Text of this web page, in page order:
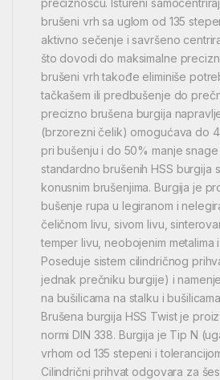
brušeni vrh sa uglom od 135
aktivno sečenje i savršeno
što dovodi do maksimalne
brušeni vrh takođe eliminiše
tačkašem ili predbušenje do
precizno brušena burgija
(brzorezni čelik) omogućava do
pri bušenju i do 50% manje
standardno brušenih HSS burgija
konusnim brušenjima. Burgija je
bušenje rupa u legiranom i
čeličnom livu, sivom livu,
temper livu, neobojenim metalima
Poseduje sistem cilindričnog
jednak prečniku burgije) i
na bušilicama na stalku i
Brušena burgija HSS Twist je
normi DIN 338. Burgija je Tip N
vrhom od 135 stepeni i
Cilindrični prihvat odgovara za